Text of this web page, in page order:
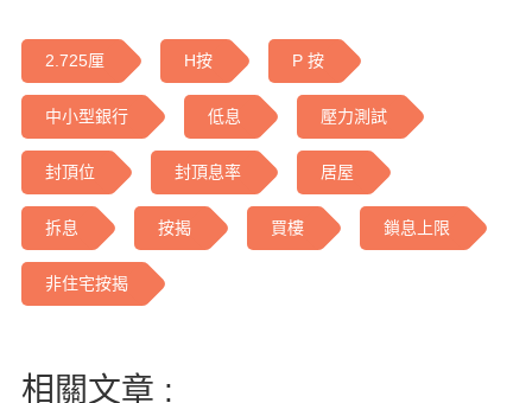
2.725厘 H按 P 按
中小型銀行 低息 壓力測試
封頂位 封頂息率 居屋
拆息 按揭 買樓 鎖息上限
非住宅按揭
相關文章 :